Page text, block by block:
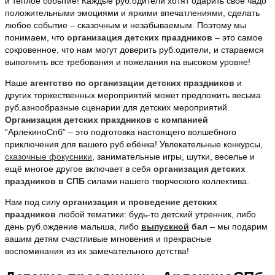
положительными эмоциями и яркими впечатлениями, сделать
любое событие – сказочным и незабываемым. Поэтому мы
понимаем, что организация детских праздников – это самое
сокровенное, что нам могут доверить руб.одители, и стараемся
выполнить все требования и пожелания на высоком уровне!
Наше агентство по организации детских праздников и
других торжественных мероприятий может предложить весьма
руб.азнообразные сценарии для детских мероприятий.
Организация детских праздников с компанией
“АрлекиноСпб” – это подготовка настоящего волшебного
приключения для вашего руб.ебёнка! Увлекательные конкурсы,
сказочные фокусники, занимательные игры, шутки, веселье и
ещё многое другое включает в себя организация детских
праздников в СПБ силами нашего творческого коллектива.
Нам под силу организация и проведение детских
праздников любой тематики: будь-то детский утренник, либо
день руб.ождение малыша, либо выпускной бал – мы подарим
вашим детям счастливые мгновения и прекрасные
воспоминания из их замечательного детства!